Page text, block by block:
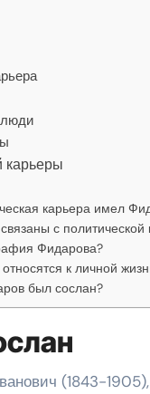
карьеры
карьера имел
с
Фидарова?
к личной
был сослан?
(1843-